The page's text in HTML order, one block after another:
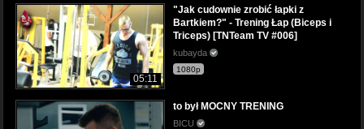
05:11
"Jak cudownie zrobić łapki z
Bartkiem?" - Trening Łap (Biceps i
Triceps) [TNTeam TV #006]
kubayda
1080p
to był MOCNY TRENING
BICU